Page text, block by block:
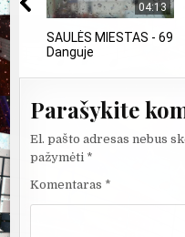
04:13
SAULĖS MIESTAS - 69
Danguje
Parašykite
El. pašto adresas nebus
pažymėti *
Komentaras *